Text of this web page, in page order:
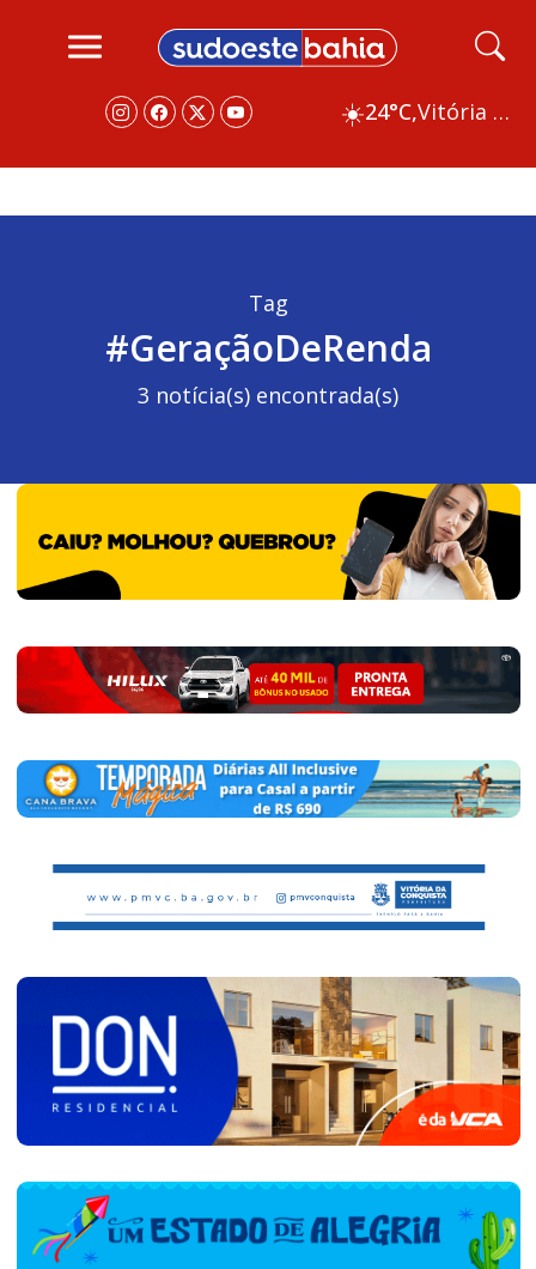
☀️24°C, Vitória da Conquista
Tag
#GeraçãoDeRenda
3 notícia(s) encontrada(s)